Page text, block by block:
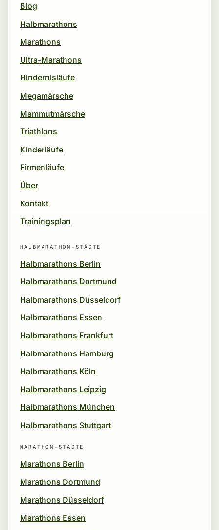
Blog
Halbmarathons
Marathons
Ultra-Marathons
Hindernisläufe
Megamärsche
Mammutmärsche
Triathlons
Kinderläufe
Firmenläufe
Über
Kontakt
Trainingsplan
HALBMARATHON-STÄDTE
Halbmarathons Berlin
Halbmarathons Dortmund
Halbmarathons Düsseldorf
Halbmarathons Essen
Halbmarathons Frankfurt
Halbmarathons Hamburg
Halbmarathons Köln
Halbmarathons Leipzig
Halbmarathons München
Halbmarathons Stuttgart
MARATHON-STÄDTE
Marathons Berlin
Marathons Dortmund
Marathons Düsseldorf
Marathons Essen